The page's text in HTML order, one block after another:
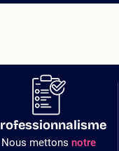
Nous mettons notre